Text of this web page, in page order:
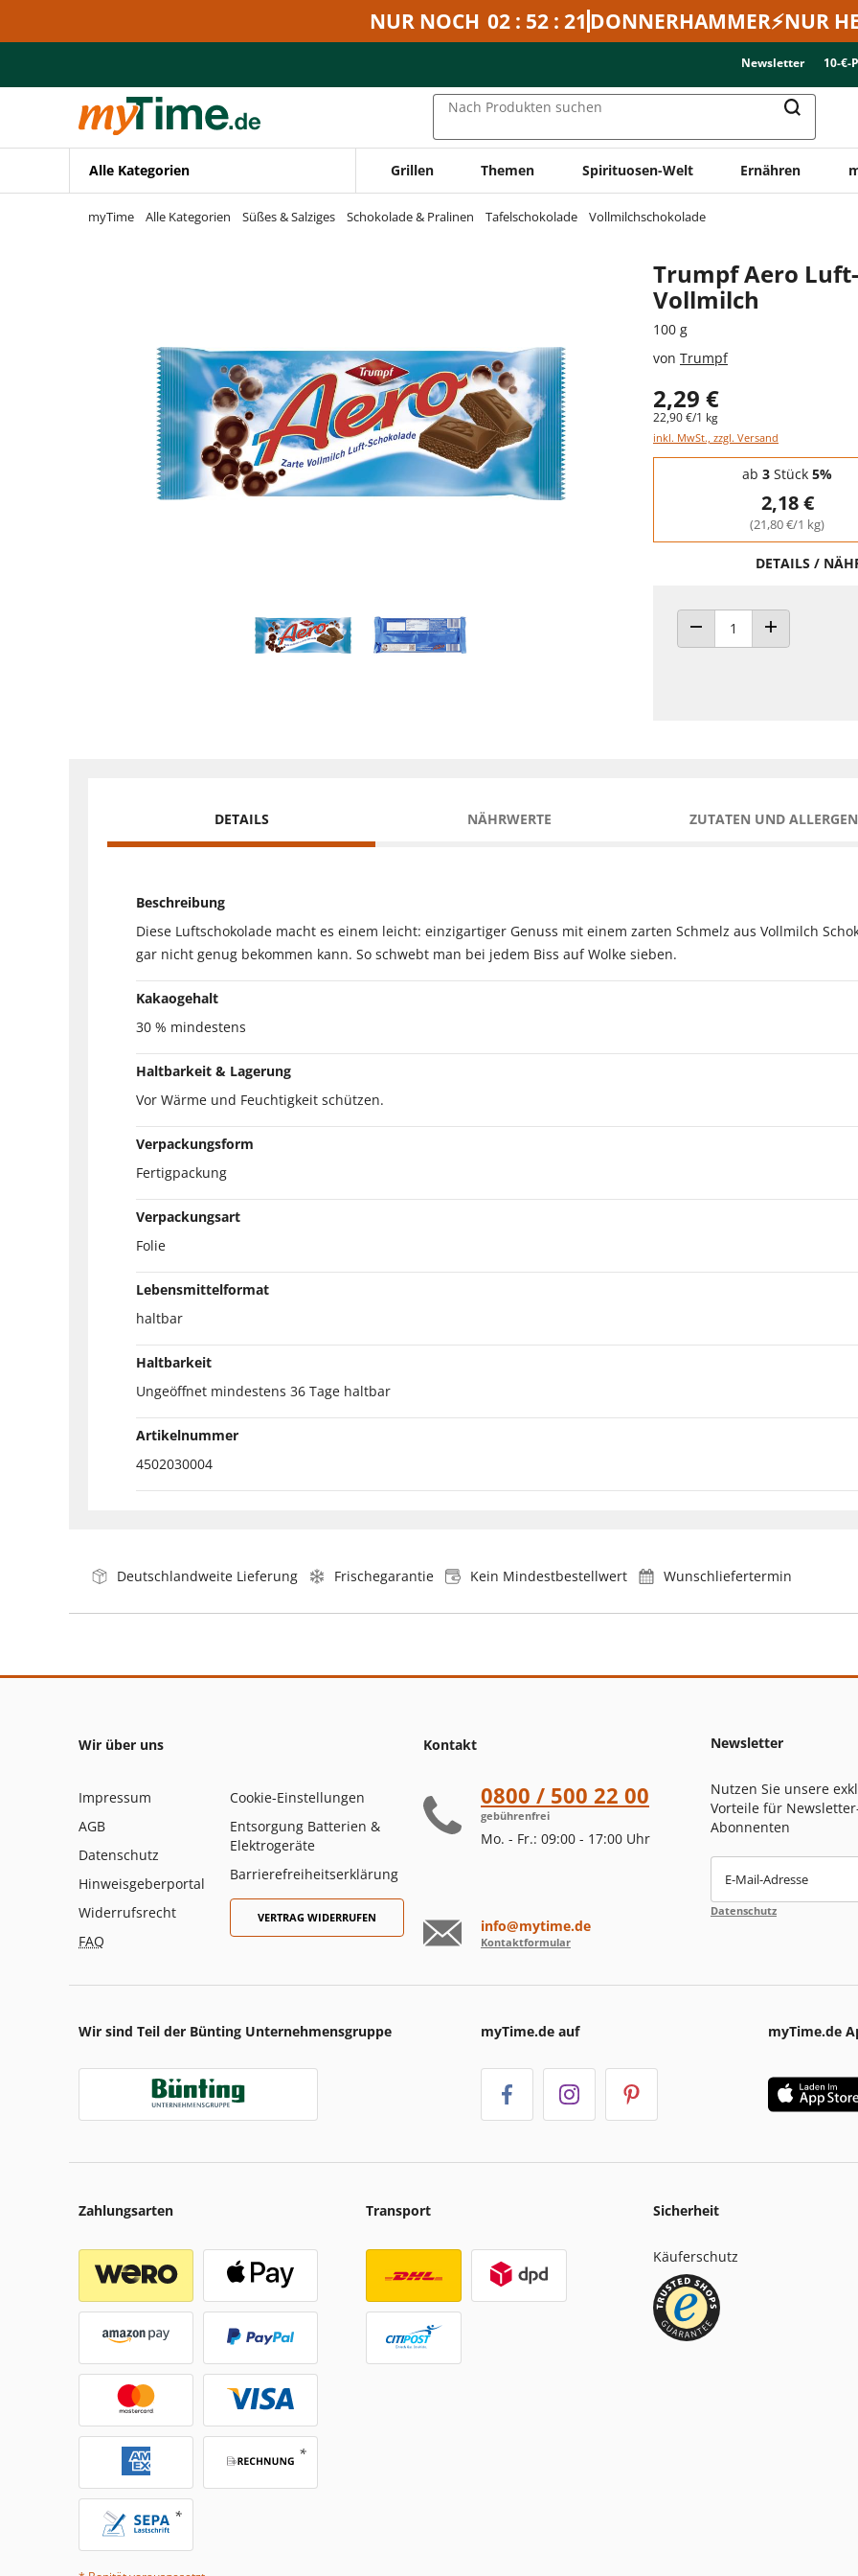
Zur Navigation springen
NUR NOCH 02 : 52 : 21 DONNERHAMMER⚡NUR
Newsletter 10-€-
Nach Produkten suchen
Alle Kategorien Grillen Themen Spirituosen-Welt Ernähren
myTime Alle Kategorien Süßes & Salziges Schokolade & Pralinen Tafelschokolade Vollmilchschokolade
Trumpf Aero
Vollmilch
100 g
von Trumpf
2,29 €
22,90 €/1 kg
inkl. MwSt., zzgl. Versand
Staffelpreise - Mengenrabatt
ab 3 Stück 5%
2,18 €
(21,80 €/1 kg)
DETAILS /
ANZAHL VERRINGERN
ANZAHL
DETAILS NÄHRWERTE ZUTATEN UND
Beschreibung
Diese Luftschokolade macht es einem leicht: einzigartiger Genuss mit einem zarten Schmelz aus Vollmilch
gar nicht genug bekommen kann. So schwebt man bei jedem Biss auf Wolke sieben.
Kakaogehalt
30 % mindestens
Haltbarkeit & Lagerung
Vor Wärme und Feuchtigkeit schützen.
Verpackungsform
Fertigpackung
Verpackungsart
Folie
Lebensmittelformat
haltbar
Haltbarkeit
Ungeöffnet mindestens 36 Tage haltbar
Artikelnummer
4502030004
Deutschlandweite Lieferung Frischegarantie Kein Mindestbestellwert Wunschliefertermin
Wir über uns
Impressum
AGB
Datenschutz
Hinweisgeberportal
Widerrufsrecht
FAQ
Cookie-Einstellungen
Entsorgung Batterien &
Elektrogeräte
Barrierefreiheitserklärung
VERTRAG WIDERRUFEN
Kontakt
0800 / 500 22 00
gebührenfrei
Mo. - Fr.: 09:00 - 17:00 Uhr
info@mytime.de
Kontaktformular
Newsletter
Nutzen Sie unsere
Vorteile für
Abonnenten
E-Mail-Adresse
Datenschutz
Wir sind Teil der Bünting Unternehmensgruppe myTime.de auf myTime.de
Zahlungsarten Transport Sicherheit
Käuferschutz